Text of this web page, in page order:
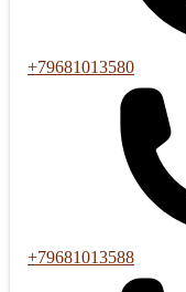
+79681013580
+79681013588